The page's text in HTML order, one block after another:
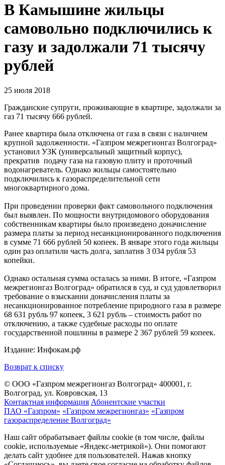
В Камышине жильцы
самовольно подключились к
газу и задолжали 71 тысячу
рублей
25 июля 2018
Гражданские супруги, проживающие в квартире, задолжали за
газ 71 тысячу 666 рублей.
Ранее квартира была отключена от газа в связи с наличием
крупной задолженности. «Газпром межрегионгаз Волгоград»
установил УЗК (универсальный защитный корпус),
прекратив подачу газа на газовую плиту и проточный
водонагреватель. Однако жильцы самостоятельно
подключились к газораспределительной сети
многоквартирного дома.
При проведении проверки факт самовольного подключения
был выявлен. По мощности внутридомового оборудования
собственникам квартиры было произведено доначисление
размера платы за период несанкционированного подключения
в сумме 71 666 рублей 50 копеек. В январе этого года жильцы
один раз оплатили часть долга, заплатив 3 034 рубля 53
копейки.
Однако остальная сумма осталась за ними. В итоге, «Газпром
межрегионгаз Волгоград» обратился в суд, и суд удовлетворил
требование о взыскании доначисления платы за
несанкционированное потребление природного газа в размере
68 631 рубль 97 копеек, 3 621 рубль – стоимость работ по
отключению, а также судебные расходы по оплате
государственной пошлины в размере 2 367 рублей 59 копеек.
Издание: Инфокам.рф
Возврат к списку
© ООО «Газпром межрегионгаз Волгоград» 400001, г.
Волгоград, ул. Ковровская, 13
Контактная информация Абонентские участки
ПАО «Газпром» «Газпром межрегионгаз» «Газпром
газораспределение Волгоград»
Наш сайт обрабатывает файлы cookie (в том числе, файлы
cookie, используемые «Яндекс-метрикой»). Они помогают
делать сайт удобнее для пользователей. Нажав кнопку